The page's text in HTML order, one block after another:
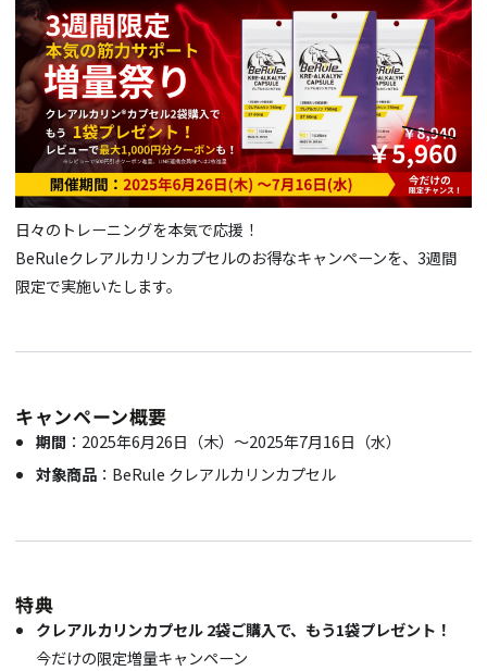
日々のトレーニングを本気で応援！
BeRuleクレアルカリンカプセルのお得なキャンペーンを、3週間
限定で実施いたします。
キャンペーン概要
期間 ：2025年6月26日（木）〜2025年7月16日（水）
対象商品 ：BeRule クレアルカリンカプセル
特典
クレアルカリンカプセル 2袋ご購入で、もう1袋プレゼント！
今だけの限定増量キャンペーン